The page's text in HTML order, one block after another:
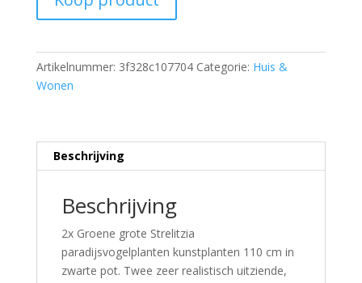
Artikelnummer: 3f328c107704 Categorie: Huis &
Wonen
Beschrijving
Beschrijving
2x Groene grote Strelitzia
paradijsvogelplanten kunstplanten 110 cm in
zwarte pot. Twee zeer realistisch uitziende,